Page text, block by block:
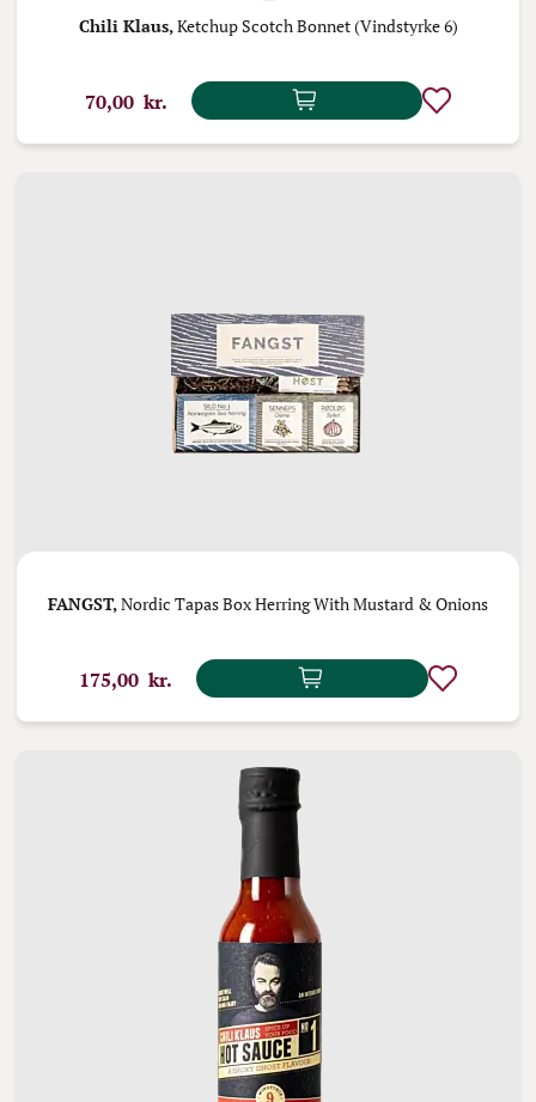
Chili Klaus,Ketchup Scotch Bonnet (Vindstyrke 6)
70,00 kr.
FANGST, Nordic Tapas Box Herring With Mustard & Onions
175,00 kr.